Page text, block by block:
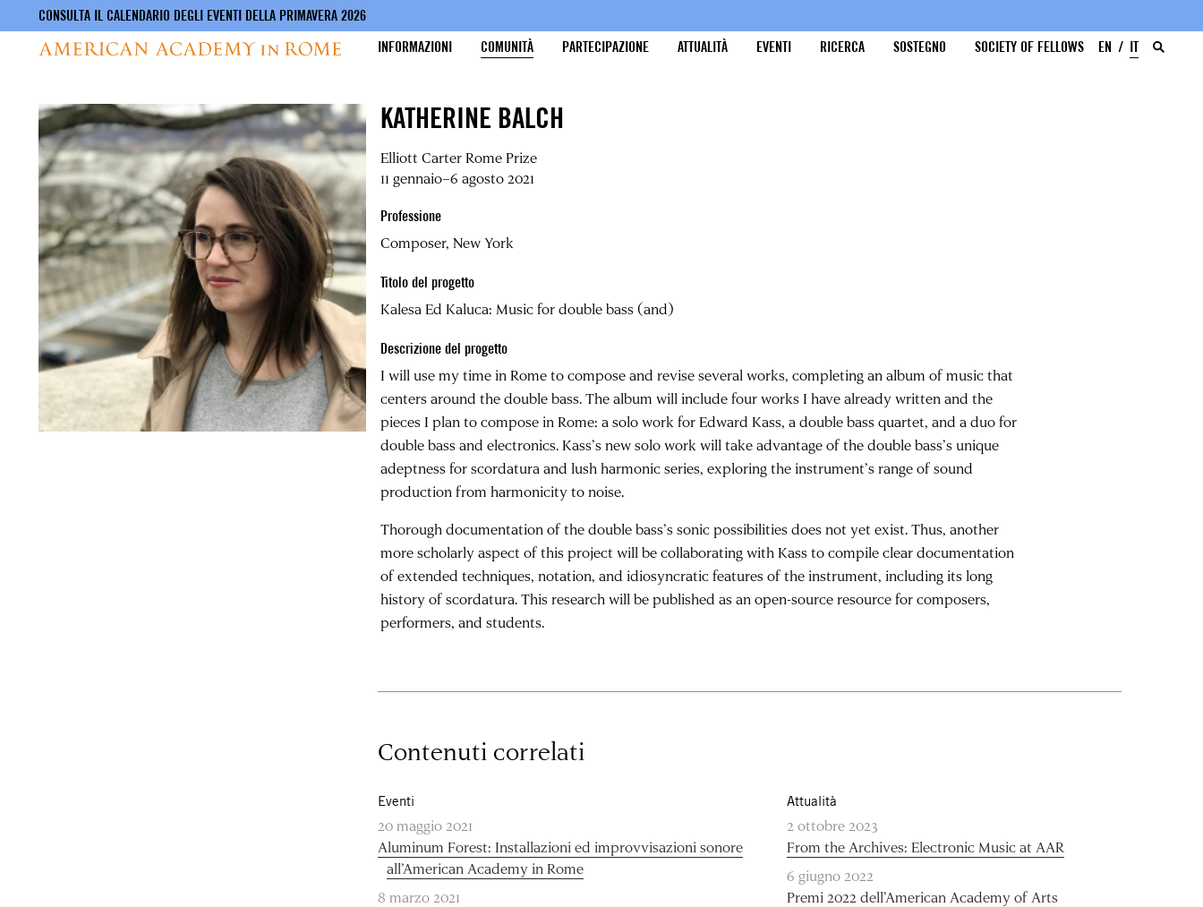
contenuto
principale
CONSULTA IL CALENDARIO DEGLI EVENTI DELLA PRIMAVERA 2026
INFORMAZIONI
COMUNITÀ PARTECIPAZIONE ATTUALITÀ EVENTI RICERCA SOSTEGNO SOCIETY OF FELLOWS EN IT
KATHERINE BALCH
Elliott Carter Rome Prize
11 gennaio–6 agosto 2021
Professione
Composer, New York
Titolo del progetto
Kalesa Ed Kaluca: Music for double bass (and)
Descrizione del progetto
I will use my time in Rome to compose and revise several works, completing an album of music that
centers around the double bass. The album will include four works I have already written and the
pieces I plan to compose in Rome: a solo work for Edward Kass, a double bass quartet, and a duo for
double bass and electronics. Kass’s new solo work will take advantage of the double bass’s unique
adeptness for scordatura and lush harmonic series, exploring the instrument’s range of sound
production from harmonicity to noise.
Thorough documentation of the double bass’s sonic possibilities does not yet exist. Thus, another
more scholarly aspect of this project will be collaborating with Kass to compile clear documentation
of extended techniques, notation, and idiosyncratic features of the instrument, including its long
history of scordatura. This research will be published as an open-source resource for composers,
performers, and students.
Contenuti correlati
Eventi
20 maggio 2021
Aluminum Forest: Installazioni ed improvvisazioni sonore
all’American Academy in Rome
8 marzo 2021
Attualità
2 ottobre 2023
From the Archives: Electronic Music at AAR
6 giugno 2022
Premi 2022 dell’American Academy of Arts